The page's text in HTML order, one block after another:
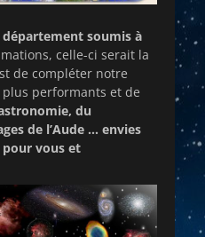
soumis à
celle-ci serait la
de compléter notre
performants et de
du
de l’Aude … envies
vous et